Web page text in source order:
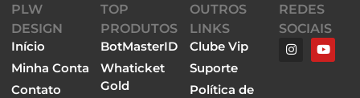
PLW
DESIGN
Início
Minha Conta
Contato
TOP
PRODUTOS
BotMasterID
Whaticket
Gold
OUTROS
LINKS
Clube Vip
Suporte
Política de
REDES
SOCIAIS